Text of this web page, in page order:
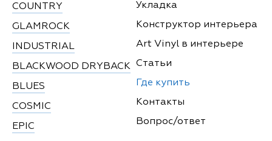
COUNTRY
GLAMROCK
INDUSTRIAL
BLACKWOOD DRYBACK
BLUES
COSMIC
EPIC
Укладка
Конструктор интерьера
Art Vinyl в интерьере
Статьи
Где купить
Контакты
Вопрос/ответ